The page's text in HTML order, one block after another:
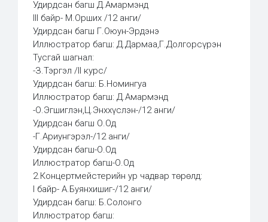
Удирдсан багш Д.Амармэнд
III байр- М.Орших /12 анги/
Удирдсан багш Г.Оюун-Эрдэнэ
Иллюстратор багш: Д.Дармаа,Г.Долгорсүрэн
Тусгай шагнал:
-З.Тэргэл /II курс/
Удирдсан багш: Б.Номингуа
Иллюстратор багш: Д.Амармэнд
-О.Эгшиглэн,Ц.Энххүслэн-/12 анги/
Удирдсан багш О.Од
-Г.Ариунгэрэл-/12 анги/
Удирдсан багш-О.Од
Иллюстратор багш-О.Од
2.Концертмейстерийн ур чадвар төрөлд:
I байр- А.Буянхишиг-/12 анги/
Удирдсан багш: Б.Солонго
Иллюстратор багш: